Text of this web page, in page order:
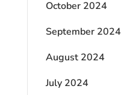
October 2024
September 2024
August 2024
July 2024